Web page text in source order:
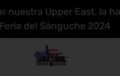
nuestra Upper East, la
del Sánguche 2024